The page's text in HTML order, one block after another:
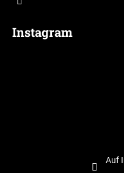
Instagram
Auf